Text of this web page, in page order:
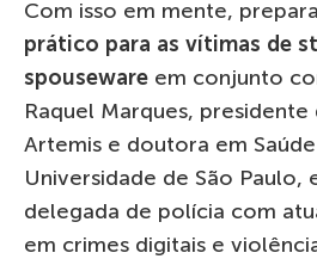
Com isso em mente,
prático para as vítimas de
spouseware em conjunto
Raquel Marques, presidente
Artemis e doutora em
Universidade de São Paulo,
delegada de polícia com
em crimes digitais e